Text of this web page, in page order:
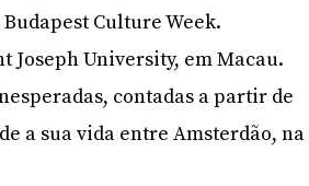
Culture Week.
Joseph University, em Macau.
contadas a partir de
a sua vida entre Amsterdão, na